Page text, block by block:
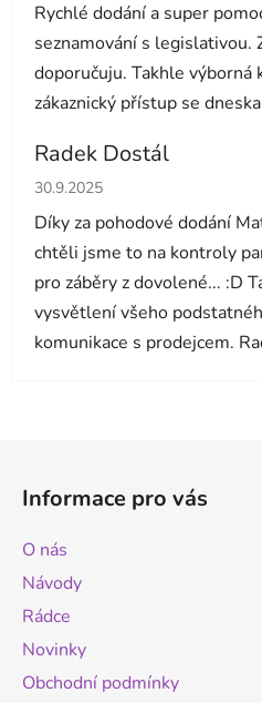
Rychlé dodání a super
seznamování s legislativou.
doporučuju. Takhle výborná
zákaznický přístup se
Radek Dostál
Hodnocení obchodu je 5 z 5
30.9.2025
Díky za pohodové dodání
chtěli jsme to na kontroly
pro záběry z dovolené... :D
vysvětlení všeho
komunikace s prodejcem.
Informace pro vás
O nás
Návody
Rádce
Novinky
Obchodní podmínky